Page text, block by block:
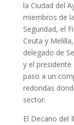
la Ciudad del
miembros de
Seguridad, el
Ceuta y
delegado de
y el presidente
paso a un
redondas
sector.
El Decano del